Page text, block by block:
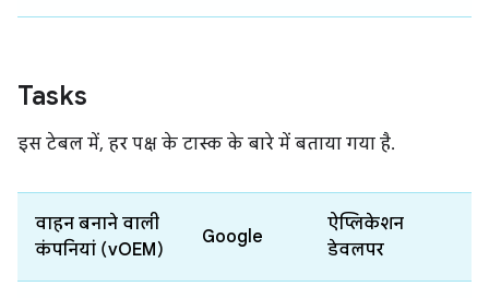
Tasks
इस टेबल में, हर पक्ष के टास्क के बारे में बताया गया है.
वाहन बनाने वाली
कंपनियां (vOEM)
Google
ऐप्लिकेशन
डेवलपर